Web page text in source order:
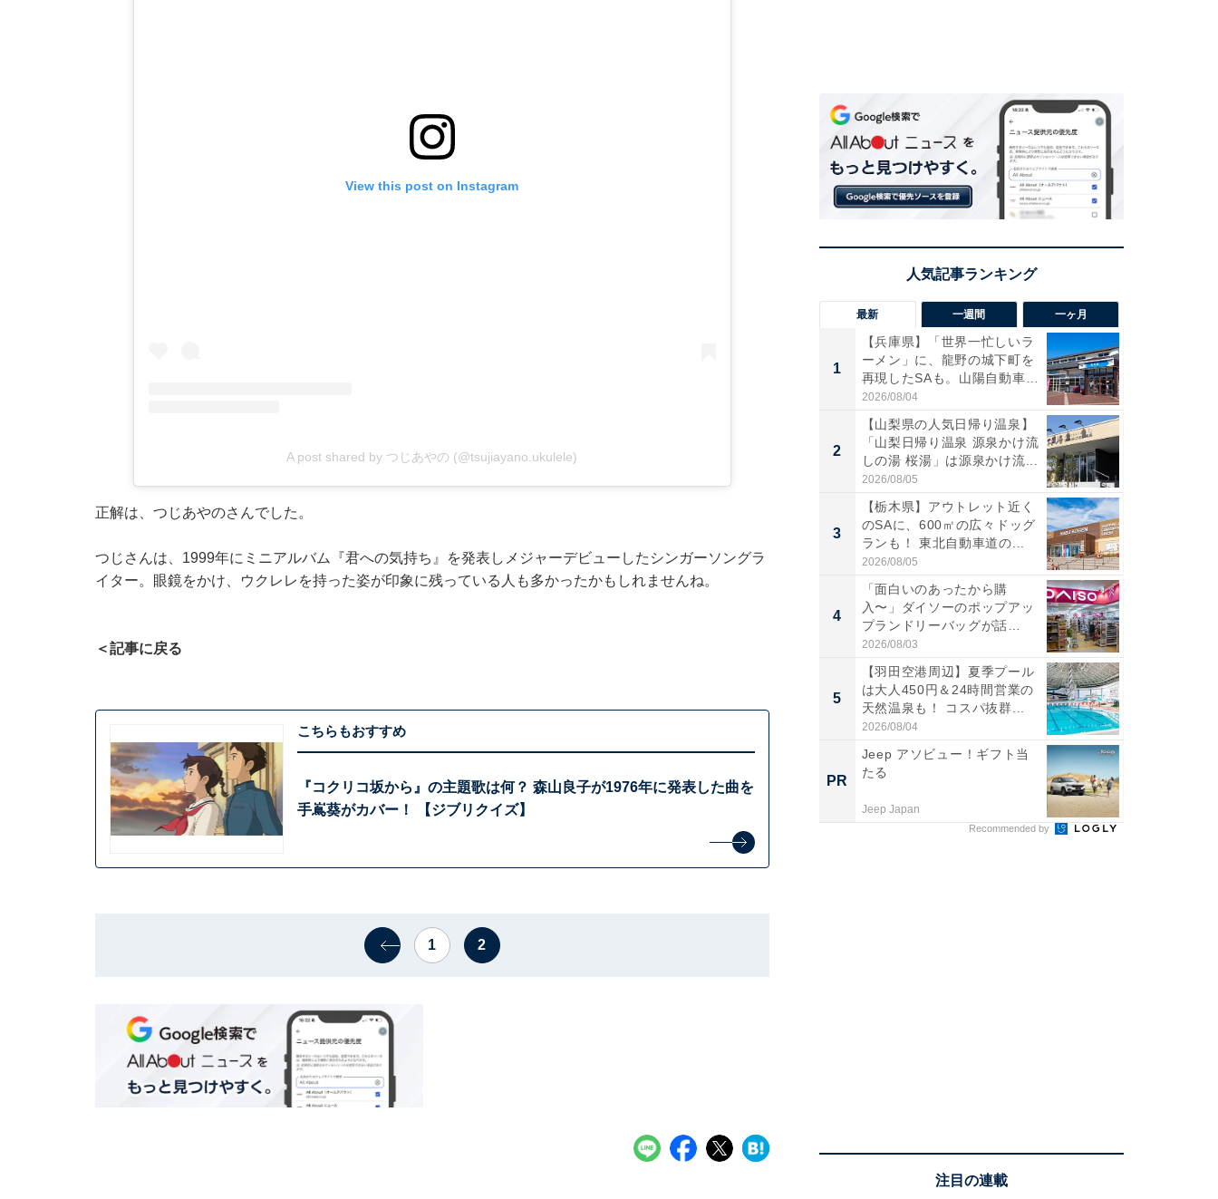
View this post on Instagram
A post shared by つじあやの (@tsujiayano.ukulele)
正解は、つじあやのさんでした。
つじさんは、1999年にミニアルバム『君への気持ち』を発表しメジャーデビューしたシンガーソングラ
イター。眼鏡をかけ、ウクレレを持った姿が印象に残っている人も多かったかもしれませんね。
＜記事に戻る
こちらもおすすめ
『コクリコ坂から』の主題歌は何？ 森山良子が1976年に発表した曲を
手嶌葵がカバー！ 【ジブリクイズ】
1 2
最新 一週間 一ヶ月
1
【兵庫県】「世界一忙しいラ
ーメン」に、龍野の城下町を
再現したSAも。山陽自動車
道...
2026/08/04
2
【山梨県の人気日帰り温泉】
「山梨日帰り温泉 源泉かけ流
しの湯 桜湯」は源泉かけ流...
2026/08/05
3
【栃木県】アウトレット近く
のSAに、600㎡の広々ドッグ
ランも！ 東北自動車道の...
2026/08/05
4
「面白いのあったから購
入〜」ダイソーのポップアッ
プランドリーバッグが話
題。“さま...
2026/08/03
5
【羽田空港周辺】夏季プール
は大人450円＆24時間営業の
天然温泉も！ コスパ抜群...
2026/08/04
PR
Jeep アソビュー！ギフト当
たる
Jeep Japan
Recommended by
注目の連載